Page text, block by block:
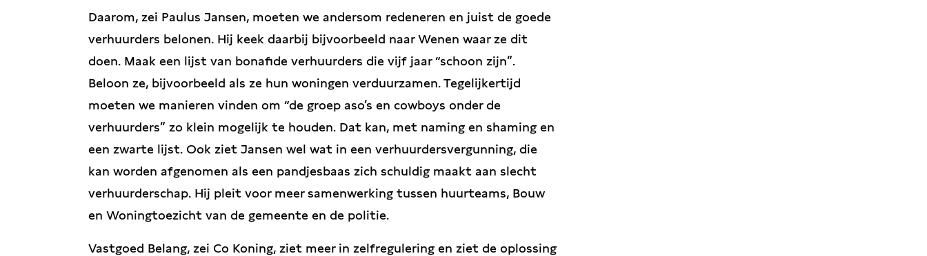
Daarom, zei Paulus Jansen, moeten we andersom redeneren en juist de goede
verhuurders belonen. Hij keek daarbij bijvoorbeeld naar Wenen waar ze dit
doen. Maak een lijst van bonafide verhuurders die vijf jaar “schoon zijn”.
Beloon ze, bijvoorbeeld als ze hun woningen verduurzamen. Tegelijkertijd
moeten we manieren vinden om “de groep aso’s en cowboys onder de
verhuurders” zo klein mogelijk te houden. Dat kan, met naming en shaming en
een zwarte lijst. Ook ziet Jansen wel wat in een verhuurdersvergunning, die
kan worden afgenomen als een pandjesbaas zich schuldig maakt aan slecht
verhuurderschap. Hij pleit voor meer samenwerking tussen huurteams, Bouw
en Woningtoezicht van de gemeente en de politie.
Vastgoed Belang, zei Co Koning, ziet meer in zelfregulering en ziet de oplossing